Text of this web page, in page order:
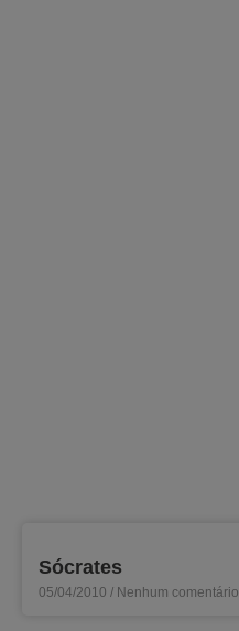
Sócrates
05/04/2010 Nenhum comentário